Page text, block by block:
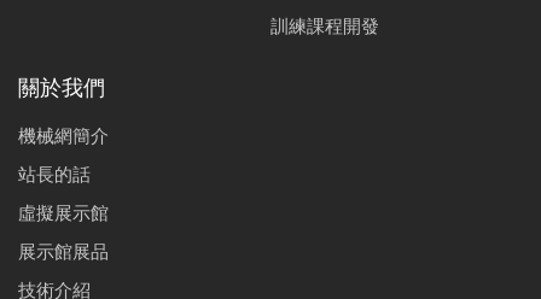
訓練課程開發
關於我們
機械網簡介
站長的話
虛擬展示館
展示館展品
技術介紹